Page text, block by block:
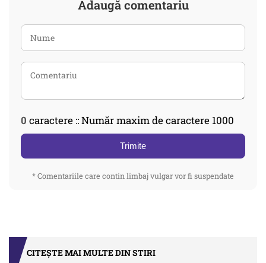
Adaugă comentariu
0 caractere :: Număr maxim de caractere 1000
Trimite
* Comentariile care contin limbaj vulgar vor fi suspendate
CITEȘTE MAI MULTE DIN STIRI